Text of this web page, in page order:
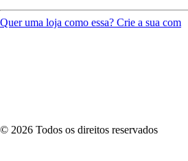
Quer uma loja como essa? Crie a sua com
© 2026 Todos os direitos reservados